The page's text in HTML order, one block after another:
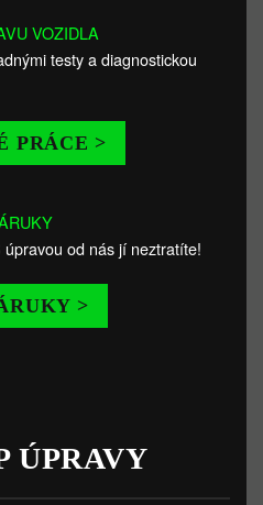
VOZIDLA
testy a diagnostickou
PRÁCE >
od nás jí neztratíte!
>
ÚPRAVY